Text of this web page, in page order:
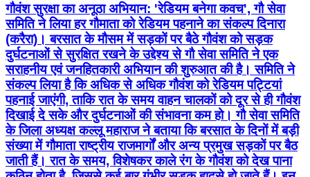
गौवंश सुरक्षा का अनूठा अभियान: 'रेडियम बनेगा कवच', गौ सेवा
समिति ने लिया हर गौमाता को रेडियम पहनाने का संकल्प दिनारा
(करैरा)। बरसात के मौसम में सड़कों पर बैठे गौवंश को सड़क
दुर्घटनाओं से सुरक्षित रखने के उद्देश्य से गौ सेवा समिति ने एक
सराहनीय एवं जनहितकारी अभियान की शुरुआत की है। समिति ने
संकल्प लिया है कि अधिक से अधिक गौवंश को रेडियम पट्टियां
पहनाई जाएंगी, ताकि रात के समय वाहन चालकों को दूर से ही गौवंश
दिखाई दे सके और दुर्घटनाओं की संभावना कम हो। गौ सेवा समिति
के जिला अध्यक्ष कल्लू महाराज ने बताया कि बरसात के दिनों में बड़ी
संख्या में गौमाता राष्ट्रीय राजमार्गों और अन्य प्रमुख सड़कों पर बैठ
जाती हैं। रात के समय, विशेषकर काले रंग के गौवंश को देख पाना